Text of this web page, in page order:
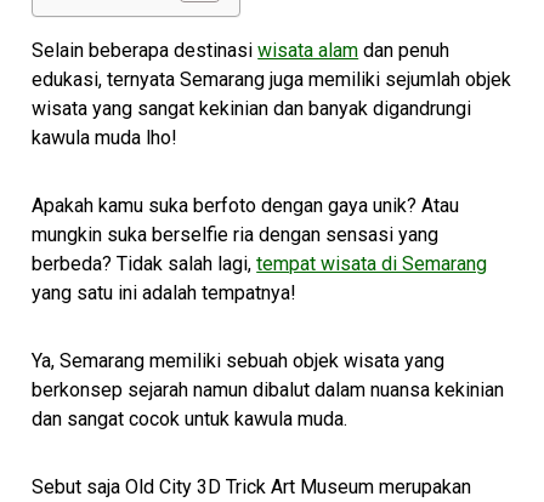
Selain beberapa destinasiwisata alam dan penuh
edukasi, ternyata Semarang juga memiliki sejumlah objek
wisata yang sangat kekinian dan banyak digandrungi
kawula muda lho!
Apakah kamu suka berfoto dengan gaya unik? Atau
mungkin suka berselfie ria dengan sensasi yang
berbeda? Tidak salah lagi,tempat wisata di Semarang
yang satu ini adalah tempatnya!
Ya, Semarang memiliki sebuah objek wisata yang
berkonsep sejarah namun dibalut dalam nuansa kekinian
dan sangat cocok untuk kawula muda.
Sebut saja Old City 3D Trick Art Museum merupakan